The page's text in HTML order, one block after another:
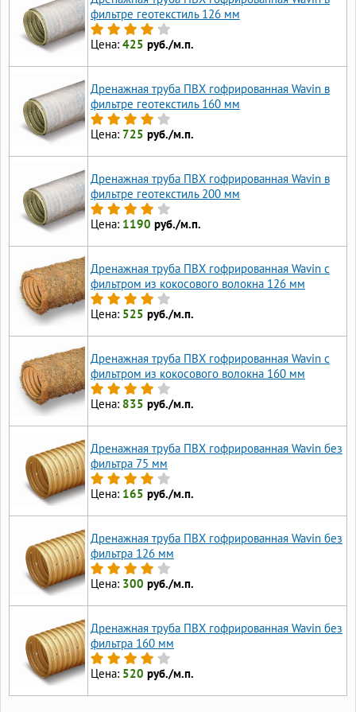
фильтре геотекстиль 126 мм
Цена: 425 руб./м.п.
Дренажная труба ПВХ гофрированная Wavin в
фильтре геотекстиль 160 мм
Цена: 725 руб./м.п.
Дренажная труба ПВХ гофрированная Wavin в
фильтре геотекстиль 200 мм
Цена: 1190 руб./м.п.
Дренажная труба ПВХ гофрированная Wavin с
фильтром из кокосового волокна 126 мм
Цена: 525 руб./м.п.
Дренажная труба ПВХ гофрированная Wavin с
фильтром из кокосового волокна 160 мм
Цена: 835 руб./м.п.
Дренажная труба ПВХ гофрированная Wavin без
фильтра 75 мм
Цена: 165 руб./м.п.
Дренажная труба ПВХ гофрированная Wavin без
фильтра 126 мм
Цена: 300 руб./м.п.
Дренажная труба ПВХ гофрированная Wavin без
фильтра 160 мм
Цена: 520 руб./м.п.